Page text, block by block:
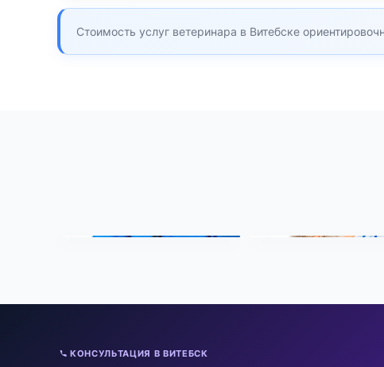
Стоимость услуг ветеринара в Витебске
КОНСУЛЬТАЦИЯ В ВИТЕБСК